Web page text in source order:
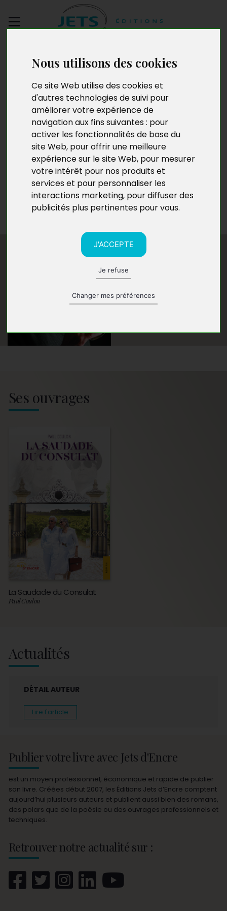
Nous utilisons des cookies
Ce site Web utilise des cookies et
d'autres technologies de suivi pour
améliorer votre expérience de
navigation aux fins suivantes : pour
activer les fonctionnalités de base du
site Web, pour offrir une meilleure
expérience sur le site Web, pour mesurer
votre intérêt pour nos produits et
services et pour personnaliser les
interactions marketing, pour diffuser des
publicités plus pertinentes pour vous.
J'ACCEPTE
Je refuse
Changer mes préférences
manuscrit
Paul Coulon
Paul Coulon est né le 14 avril 1935 à Châteauneuf-du-
Pape. Vigneron – désormais retraité – de père en fils
depuis sept générations, deux de ses enfants et deux
de ses petits-enfants gèrent actuellement le
Domaine de Beaurenard à Châteauneuf-du-Pape.
En 2019, avec son épouse, ils ont fêté leurs noces de
diamant.
Ses ouvrages
La Saudade du Consulat
Paul Coulon
Actualités
DÉTAIL AUTEUR
Lire l'article
Publier votre livre avec Jets d'Encre
est un moyen professionnel, économique et rapide de publier
son livre. Créées début 2007, les Éditions Jets d’Encre comptent
aujourd’hui plusieurs auteurs et publient aussi bien des romans,
des polars que de la poésie ou des ouvrages professionnels et
techniques.
Retrouver notre actualité sur :